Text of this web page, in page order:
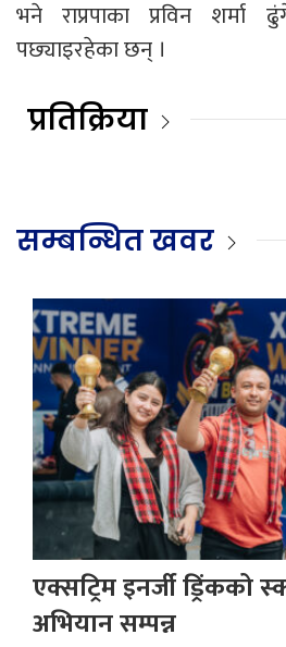
भने राप्रपाका प्रविन
पछ्याइरहेका छन् ।
प्रतिक्रिया
सम्बन्धित खवर
एक्सट्रिम इनर्जी ड्रिंकको
अभियान सम्पन्न